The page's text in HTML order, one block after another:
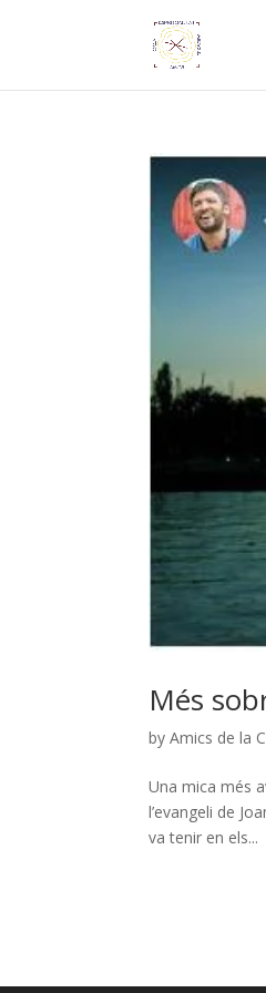
Més
byAmics de la
Una mica més
l’evangeli de
va tenir en els...